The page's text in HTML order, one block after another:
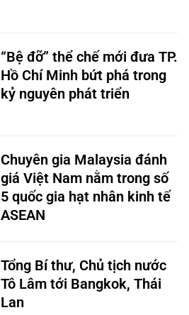
“Bệ đỡ” thể chế mới đưa TP.
Hồ Chí Minh bứt phá trong
kỷ nguyên phát triển
Chuyên gia Malaysia đánh
giá Việt Nam nằm trong số
5 quốc gia hạt nhân kinh tế
ASEAN
Tổng Bí thư, Chủ tịch nước
Tô Lâm tới Bangkok, Thái
Lan